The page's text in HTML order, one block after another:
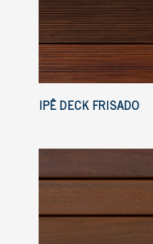
IPÊ DECK FRISADO